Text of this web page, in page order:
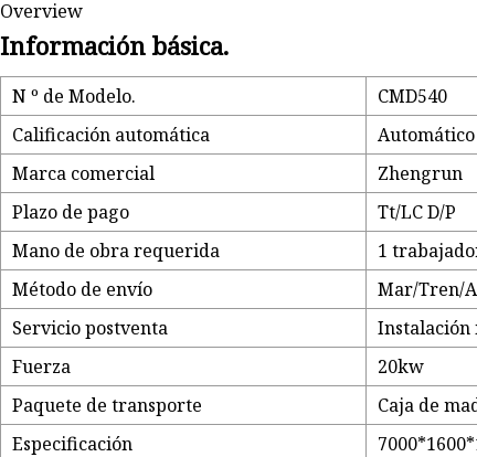
Overview
Información básica.
N º de Modelo.
CMD540
Calificación automática
Automático
Marca comercial
Zhengrun
Plazo de pago
Tt/LC D/P
Mano de obra requerida
1
Método de envío
Mar/Tren/
Servicio postventa
Instalación
Fuerza
20kw
Paquete de transporte
Caja de
Especificación